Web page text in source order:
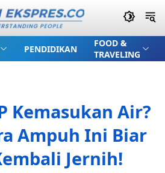
PENDIDIKAN
FOOD &
TRAVELING
Kemasukan Air?
Ampuh Ini Biar
Jernih!